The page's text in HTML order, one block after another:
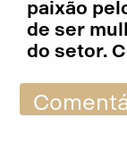
paixão
de ser
do setor.